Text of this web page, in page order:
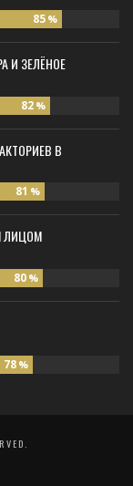
85 %
И ЗЕЛЁНОЕ
82 %
В
81 %
ЛИЦОМ
80 %
78 %